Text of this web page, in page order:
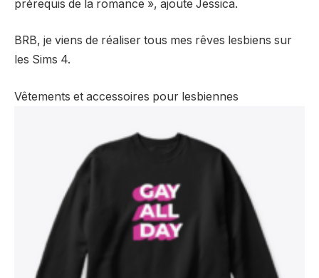
prérequis de la romance », ajoute Jessica.
BRB, je viens de réaliser tous mes rêves lesbiens sur
les Sims 4.
Vêtements et accessoires pour lesbiennes